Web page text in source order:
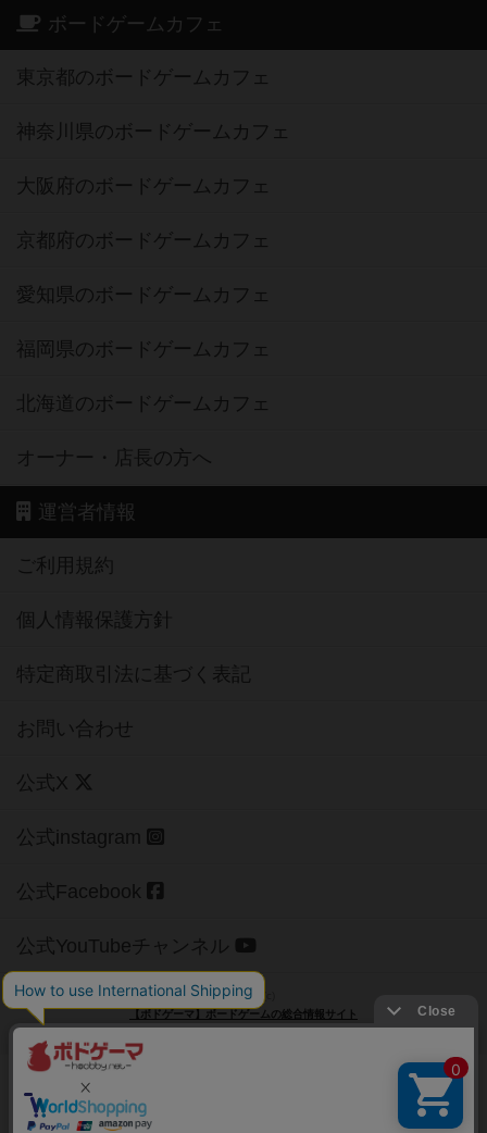
ボードゲームカフェ
東京都のボードゲームカフェ
神奈川県のボードゲームカフェ
大阪府のボードゲームカフェ
京都府のボードゲームカフェ
愛知県のボードゲームカフェ
福岡県のボードゲームカフェ
北海道のボードゲームカフェ
オーナー・店長の方へ
運営者情報
ご利用規約
個人情報保護方針
特定商取引法に基づく表記
お問い合わせ
公式X
公式instagram
公式Facebook
公式YouTubeチャンネル
Copyright (c)
【ボドゲーマ】ボードゲームの総合情報サイト